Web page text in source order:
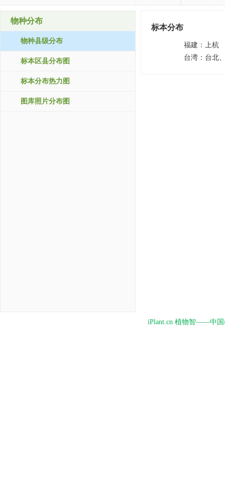
物种分布
物种县级分布
标本区县分布图
标本分布热力图
图库照片分布图
标本分布
福建： 上杭
台湾： 台北
iPlant.cn 植物智——中国